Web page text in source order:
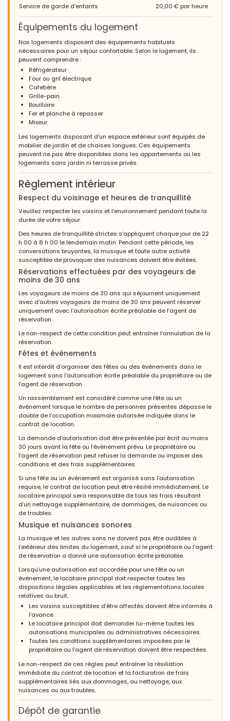
Service de garde d’enfants
20,00 € par heure
Équipements du logement
Nos logements disposent des équipements habituels
nécessaires pour un séjour confortable. Selon le logement, ils
peuvent comprendre :
Réfrigérateur
Four ou gril électrique
Cafetière
Grille-pain
Bouilloire
Fer et planche à repasser
Mixeur
Les logements disposant d’un espace extérieur sont équipés de
mobilier de jardin et de chaises longues. Ces équipements
peuvent ne pas être disponibles dans les appartements ou les
logements sans jardin ni terrasse privés.
Règlement intérieur
Respect du voisinage et heures de tranquillité
Veuillez respecter les voisins et l’environnement pendant toute la
durée de votre séjour.
Des heures de tranquillité strictes s’appliquent chaque jour de 22
h 00 à 8 h 00 le lendemain matin. Pendant cette période, les
conversations bruyantes, la musique et toute autre activité
susceptible de provoquer des nuisances doivent être évitées.
Réservations effectuées par des voyageurs de
moins de 30 ans
Les voyageurs de moins de 30 ans qui séjournent uniquement
avec d’autres voyageurs de moins de 30 ans peuvent réserver
uniquement avec l’autorisation écrite préalable de l’agent de
réservation.
Le non-respect de cette condition peut entraîner l’annulation de la
réservation.
Fêtes et événements
Il est interdit d’organiser des fêtes ou des événements dans le
logement sans l’autorisation écrite préalable du propriétaire ou de
l’agent de réservation.
Un rassemblement est considéré comme une fête ou un
événement lorsque le nombre de personnes présentes dépasse le
double de l’occupation maximale autorisée indiquée dans le
contrat de location.
La demande d’autorisation doit être présentée par écrit au moins
30 jours avant la fête ou l’événement prévu. Le propriétaire ou
l’agent de réservation peut refuser la demande ou imposer des
conditions et des frais supplémentaires.
Si une fête ou un événement est organisé sans l’autorisation
requise, le contrat de location peut être résilié immédiatement. Le
locataire principal sera responsable de tous les frais résultant
d’un nettoyage supplémentaire, de dommages, de nuisances ou
de troubles.
Musique et nuisances sonores
La musique et les autres sons ne doivent pas être audibles à
l’extérieur des limites du logement, sauf si le propriétaire ou l’agent
de réservation a donné une autorisation écrite préalable.
Lorsqu’une autorisation est accordée pour une fête ou un
événement, le locataire principal doit respecter toutes les
dispositions légales applicables et les réglementations locales
relatives au bruit.
Les voisins susceptibles d’être affectés doivent être informés à
l’avance.
Le locataire principal doit demander lui-même toutes les
autorisations municipales ou administratives nécessaires.
Toutes les conditions supplémentaires imposées par le
propriétaire ou l’agent de réservation doivent être respectées.
Le non-respect de ces règles peut entraîner la résiliation
immédiate du contrat de location et la facturation de frais
supplémentaires liés aux dommages, au nettoyage, aux
nuisances ou aux troubles.
Dépôt de garantie